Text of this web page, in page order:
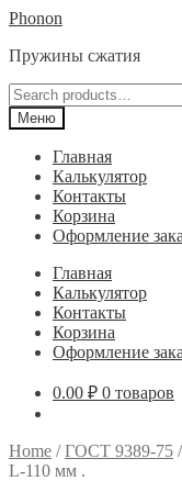
Перейти
навигации
Перейти
содержимому
Phonon
Пружины сжатия
Search
for:Меню
Главная
Калькулятор
Контакты
Корзина
Оформление
Главная
Калькулятор
Контакты
Корзина
Оформление
0.00 ₽ 0 товаров
Home /ГОСТ 9389-75 /
L-110 мм .